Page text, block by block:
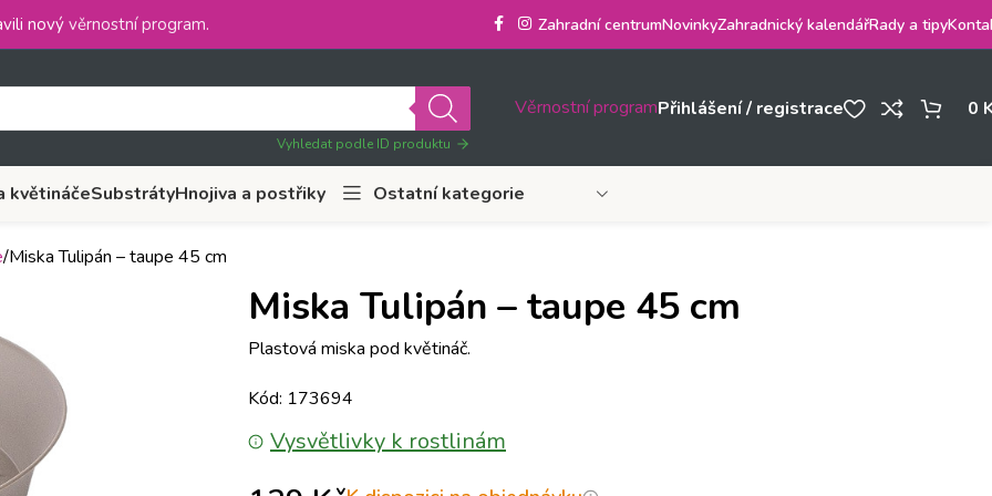
nový věrnostní program. Zahradní centrumNovinkyZahradnický kalendářRady a tipy
Vyhledat podle ID produktu
Věrnostní programPřihlášení / registrace 0
květináčeSubstrátyHnojiva a postřiky Ostatní kategorie
Miska Tulipán – taupe 45 cm
Miska Tulipán – taupe 45 cm
Plastová miska pod květináč.
Kód: 173694
Vysvětlivky k rostlinám